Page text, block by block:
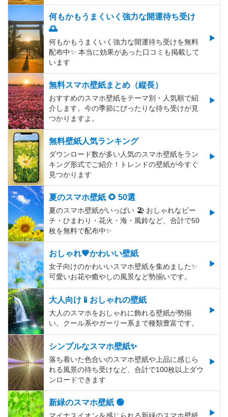
何もかもうまくいく強力な開運待ち受け
🌅
何もかもうまくいく強力な開運待ち受けを無料
配布中✨️ 本当に効果があった口コミも掲載して
います
無料スマホ壁紙まとめ（縦長）
おすすめのスマホ壁紙をテーマ別・人気順で紹
介します。今の季節にぴったりな待ち受けが見
つかりますよ。
無料壁紙人気ランキング
ダウンロード数が多い人気のスマホ壁紙をラン
キング形式でご紹介！トレンドの壁紙が今すぐ
見つかります
夏のスマホ壁紙 🌻 50選
夏のスマホ壁紙がいっぱい 🏖 おしゃれなビー
チ・ひまわり・花火・海・風鈴など、合計で50
枚を無料で配布中✨
おしゃれ💗かわいい壁紙
女子向けのかわいいスマホ壁紙を集めました✨
可愛いお花や癒やしの風景など勢揃いです。
大人向け📱おしゃれの壁紙
大人のスマホをおしゃれに飾れる壁紙が勢揃
い。クール系やガーリー系まで種類豊富です。
シンプルなスマホ壁紙✨
落ち着いた色合いのスマホ壁紙や上品に感じら
れる風景の待ち受けなど、合計で100枚以上ダウ
ンロードできます
新緑のスマホ壁紙 🟢